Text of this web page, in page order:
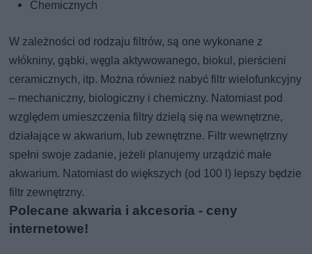
Chemicznych
W zależności od rodzaju filtrów, są one wykonane z
włókniny, gąbki, węgla aktywowanego, biokul, pierścieni
ceramicznych, itp. Można również nabyć filtr wielofunkcyjny
– mechaniczny, biologiczny i chemiczny. Natomiast pod
względem umieszczenia filtry dzielą się na wewnętrzne,
działające w akwarium, lub zewnętrzne. Filtr wewnętrzny
spełni swoje zadanie, jeżeli planujemy urządzić małe
akwarium. Natomiast do większych (od 100 l) lepszy będzie
filtr zewnętrzny.
Polecane akwaria i akcesoria - ceny
internetowe!